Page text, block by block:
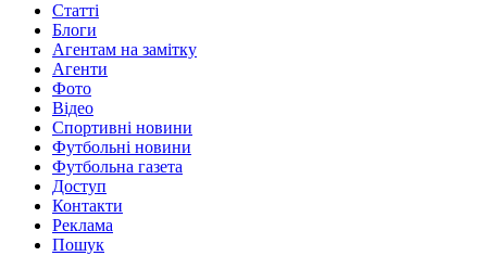
Статті
Блоги
Агентам на замітку
Агенти
Фото
Відео
Спортивні новини
Футбольні новини
Футбольна газета
Доступ
Контакти
Реклама
Пошук